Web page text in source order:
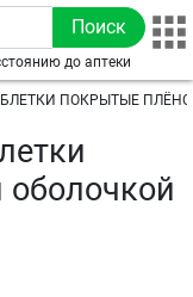
до аптеки
ПОКРЫТЫЕ